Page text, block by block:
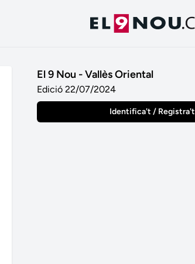
El 9 Nou - Vallès Oriental
Edició 22/07/2024
Identifica't / Registra't